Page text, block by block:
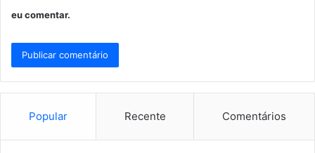
eu comentar.
Popular Recente Comentários